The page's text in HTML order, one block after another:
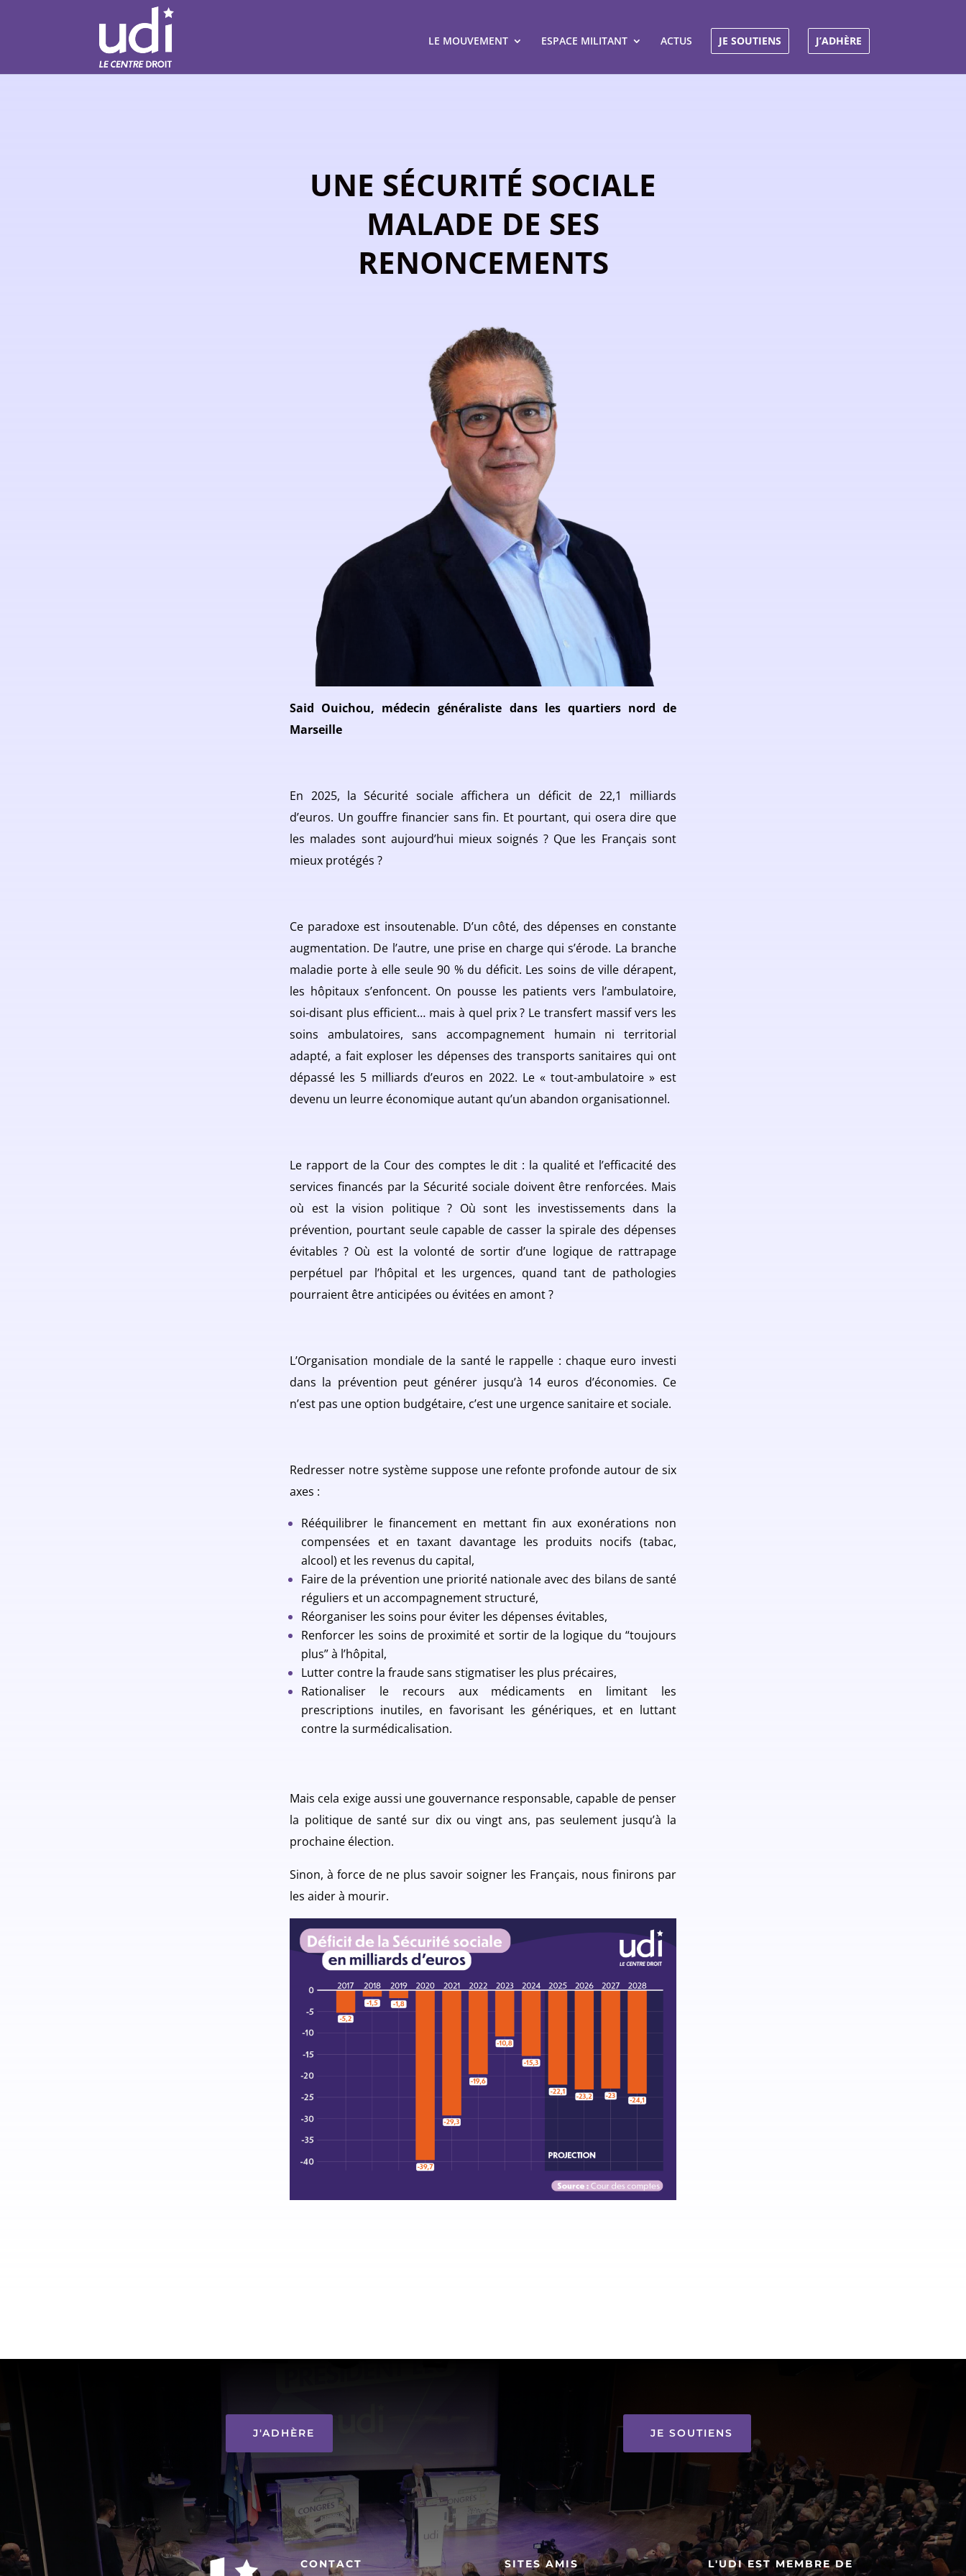
LE MOUVEMENT ESPACE MILITANT ACTUS JE SOUTIENS J’ADHÈRE
UNE SÉCURITÉ SOCIALE
MALADE DE SES
RENONCEMENTS
Said Ouichou, médecin généraliste dans les quartiers nord de
Marseille
En 2025, la Sécurité sociale affichera un déficit de 22,1 milliards
d’euros. Un gouffre financier sans fin. Et pourtant, qui osera dire que
les malades sont aujourd’hui mieux soignés ? Que les Français sont
mieux protégés ?
Ce paradoxe est insoutenable. D’un côté, des dépenses en constante
augmentation. De l’autre, une prise en charge qui s’érode. La branche
maladie porte à elle seule 90 % du déficit. Les soins de ville dérapent,
les hôpitaux s’enfoncent. On pousse les patients vers l’ambulatoire,
soi-disant plus efficient… mais à quel prix ? Le transfert massif vers les
soins ambulatoires, sans accompagnement humain ni territorial
adapté, a fait exploser les dépenses des transports sanitaires qui ont
dépassé les 5 milliards d’euros en 2022. Le « tout-ambulatoire » est
devenu un leurre économique autant qu’un abandon organisationnel.
Le rapport de la Cour des comptes le dit : la qualité et l’efficacité des
services financés par la Sécurité sociale doivent être renforcées. Mais
où est la vision politique ? Où sont les investissements dans la
prévention, pourtant seule capable de casser la spirale des dépenses
évitables ? Où est la volonté de sortir d’une logique de rattrapage
perpétuel par l’hôpital et les urgences, quand tant de pathologies
pourraient être anticipées ou évitées en amont ?
L’Organisation mondiale de la santé le rappelle : chaque euro investi
dans la prévention peut générer jusqu’à 14 euros d’économies. Ce
n’est pas une option budgétaire, c’est une urgence sanitaire et sociale.
Redresser notre système suppose une refonte profonde autour de six
axes :
Rééquilibrer le financement en mettant fin aux exonérations non
compensées et en taxant davantage les produits nocifs (tabac,
alcool) et les revenus du capital,
Faire de la prévention une priorité nationale avec des bilans de santé
réguliers et un accompagnement structuré,
Réorganiser les soins pour éviter les dépenses évitables,
Renforcer les soins de proximité et sortir de la logique du “toujours
plus” à l’hôpital,
Lutter contre la fraude sans stigmatiser les plus précaires,
Rationaliser le recours aux médicaments en limitant les
prescriptions inutiles, en favorisant les génériques, et en luttant
contre la surmédicalisation.
Mais cela exige aussi une gouvernance responsable, capable de penser
la politique de santé sur dix ou vingt ans, pas seulement jusqu’à la
prochaine élection.
Sinon, à force de ne plus savoir soigner les Français, nous finirons par
les aider à mourir.
J'ADHÈRE JE SOUTIENS
CONTACT SITES AMIS L'UDI EST MEMBRE DE